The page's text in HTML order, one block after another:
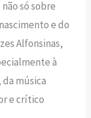
só sobre
e do
Alfonsinas,
à
música
e crítico